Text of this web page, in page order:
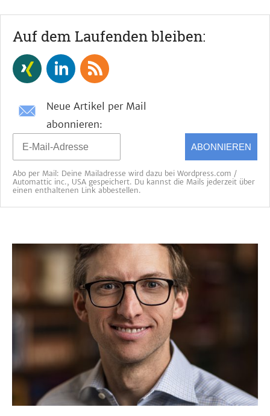
Auf dem Laufenden bleiben:
Neue Artikel per Mail
abonnieren:
ABONNIEREN
Abo per Mail: Deine Mailadresse wird dazu bei Wordpress.com /
Automattic inc., USA gespeichert. Du kannst die Mails jederzeit über
einen enthaltenen Link abbestellen.